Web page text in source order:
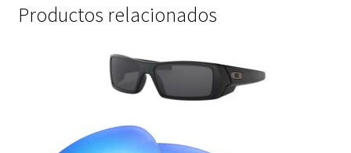
Productos relacionados